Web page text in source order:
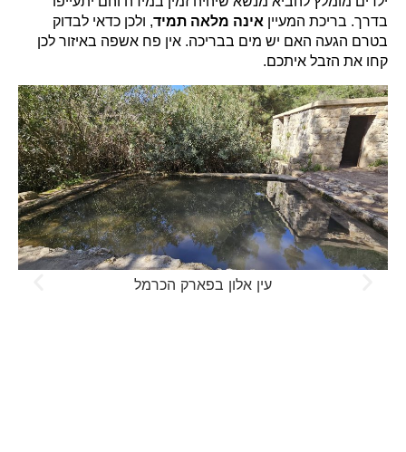
בדרך. בריכת המעיין אינה מלאה תמיד, ולכן כדאי לבדוק
בטרם הגעה האם יש מים בבריכה. אין פח אשפה באיזור לכן
קחו את הזבל איתכם.
עין אלון בפארק הכרמל